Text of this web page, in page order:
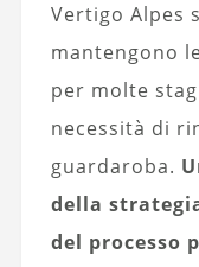
Vertigo Alpes
mantengono
per molte
necessità di
guardaroba.
della
del processo